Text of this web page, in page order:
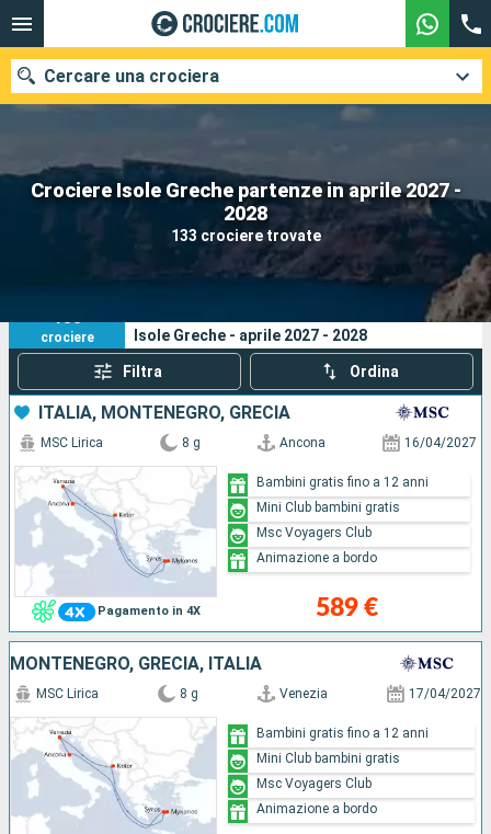
Crociere Isole Greche partenze in aprile 2027 -
2028
133 crociere trovate
Cercare una crociera
Le nostre destinazioni
Ricerca
133
crociere
Isole Greche - aprile 2027 - 2028
Filtra Ordina
ITALIA, MONTENEGRO, GRECIA
Pagamento in 4X
MSC Lirica 8 g Ancona 16/04/2027
589 €
Bambini gratis fino a 12 anni
Mini Club bambini gratis
Msc Voyagers Club
Animazione a bordo
MONTENEGRO, GRECIA, ITALIA
MSC Lirica 8 g Venezia 17/04/2027
Bambini gratis fino a 12 anni
Mini Club bambini gratis
Msc Voyagers Club
Animazione a bordo